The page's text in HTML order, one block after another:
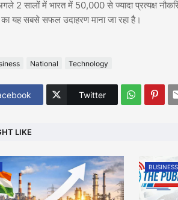
2 सालों में भारत में 50,000 से ज्यादा प्रत्यक्ष
यह सबसे सफल उदाहरण माना जा रहा है।
National Technology
Twitter
LIKE
BUSINESS